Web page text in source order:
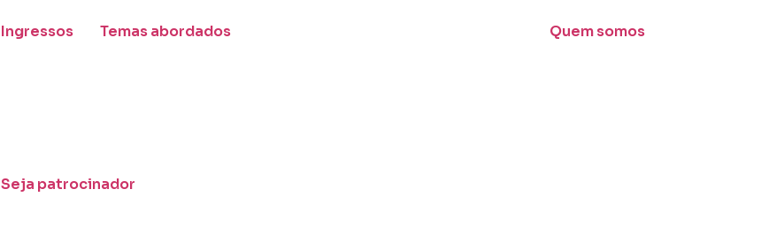
Ingressos Temas abordados Quem somos
Seja patrocinador